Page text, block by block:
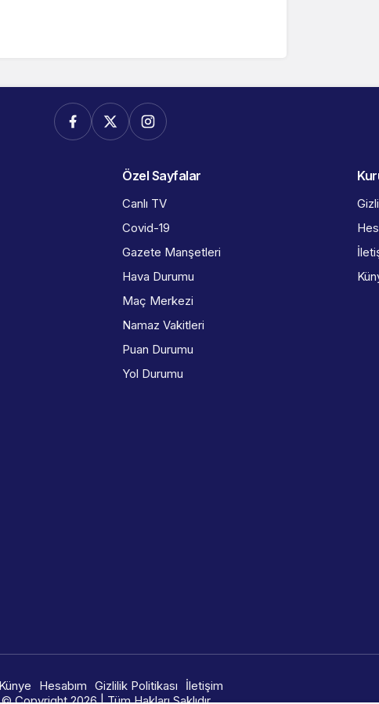
Özel Sayfalar
Canlı TV
Covid-19
Gazete Manşetleri
Hava Durumu
Maç Merkezi
Namaz Vakitleri
Puan Durumu
Yol Durumu
Künye Hesabım Gizlilik Politikası
İletişim
© Copyright 2026 | Tüm Hakları Saklıdır.